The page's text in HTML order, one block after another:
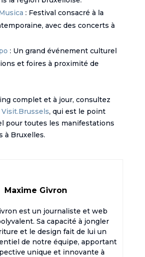
: Festival consacré à la
avec des concerts à
: Un grand événement culturel
et foires à proximité de
complet et à jour, consultez
Visit.Brussels, qui est le point
pour toutes les manifestations
à Bruxelles.
Maxime Givron
est un journaliste et web
Sa capacité à jongler
et le design fait de lui un
de notre équipe, apportant
unique et innovante à